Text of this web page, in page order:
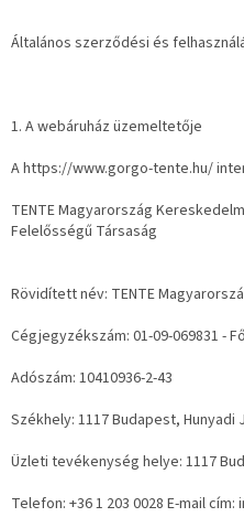
Általános szerződési és
1. A webáruház üzemeltetője
A https://www.gorgo-tente.hu/
TENTE Magyarország
Felelősségű Társaság
Rövidített név: TENTE
Cégjegyzékszám: 01-09-069831 -
Adószám: 10410936-2-43
Székhely: 1117 Budapest, Hunyadi
Üzleti tevékenység helye: 1117
Telefon: +36 1 203 0028 E-mail